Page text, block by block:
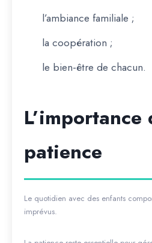
l’ambiance familiale ;
la coopération ;
le bien-être de chacun.
L’importance
patience
Le quotidien avec des enfants
imprévus.